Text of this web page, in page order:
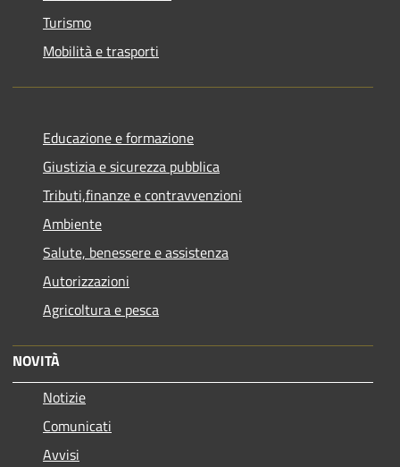
Turismo
Mobilità e trasporti
Educazione e formazione
Giustizia e sicurezza pubblica
Tributi,finanze e contravvenzioni
Ambiente
Salute, benessere e assistenza
Autorizzazioni
Agricoltura e pesca
NOVITÀ
Notizie
Comunicati
Avvisi